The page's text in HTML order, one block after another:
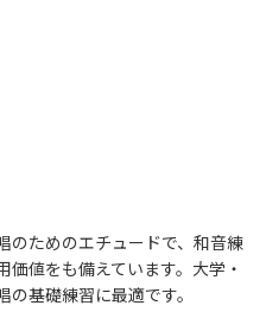
のためのエチュードで、和音練
値をも備えています。大学・
基礎練習に最適です。